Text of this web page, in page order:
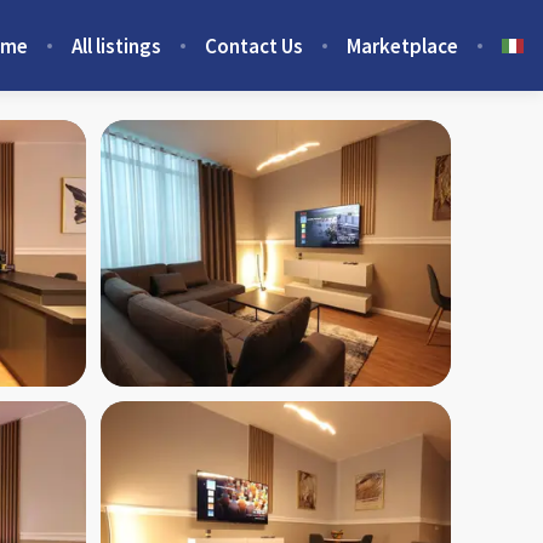
All listings Contact Us Marketplace